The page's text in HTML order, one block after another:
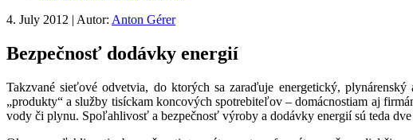
4. July 2012 | Autor: Anton Gérer
Bezpečnosť dodávky energií
Takzvané sieťové odvetvia, do ktorých sa zaraďuje energetický,
„produkty“ a služby tisíckam koncových spotrebiteľov – domácnostiam aj
vody či plynu. Spoľahlivosť a bezpečnosť výroby a dodávky energií sú teda